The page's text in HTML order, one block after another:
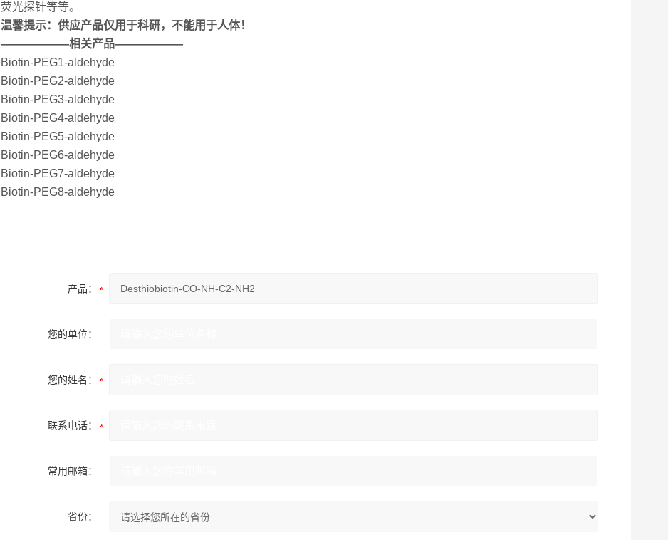
荧光探针等等。
温馨提示：供应产品仅用于科研，不能用于人体！
——————相关产品——————
Biotin-PEG1-aldehyde
Biotin-PEG2-aldehyde
Biotin-PEG3-aldehyde
Biotin-PEG4-aldehyde
Biotin-PEG5-aldehyde
Biotin-PEG6-aldehyde
Biotin-PEG7-aldehyde
Biotin-PEG8-aldehyde
产品：
您的单位：
您的姓名：
联系电话：
常用邮箱：
省份：